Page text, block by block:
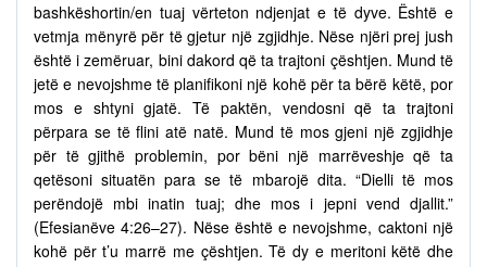
bashkëshortin/en tuaj vërteton ndjenjat e të dyve. Është e
vetmja mënyrë për të gjetur një zgjidhje. Nëse njëri prej jush
është i zemëruar, bini dakord që ta trajtoni çështjen. Mund të
jetë e nevojshme të planifikoni një kohë për ta bërë këtë, por
mos e shtyni gjatë. Të paktën, vendosni që ta trajtoni
përpara se të flini atë natë. Mund të mos gjeni një zgjidhje
për të gjithë problemin, por bëni një marrëveshje që ta
qetësoni situatën para se të mbarojë dita. “Dielli të mos
perëndojë mbi inatin tuaj; dhe mos i jepni vend djallit.”
(Efesianëve 4:26–27). Nëse është e nevojshme, caktoni një
kohë për t’u marrë me çështjen. Të dy e meritoni këtë dhe